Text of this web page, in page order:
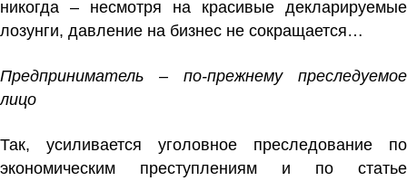
никогда – несмотря на красивые декларируемые
лозунги, давление на бизнес не сокращается…
Предприниматель – по-прежнему преследуемое
лицо
Так, усиливается уголовное преследование по
экономическим преступлениям и по статье